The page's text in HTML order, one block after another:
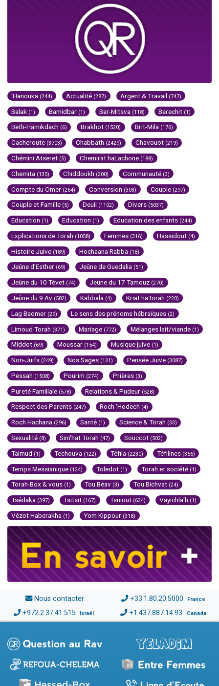
'Hanouka (244) Actualité (287) Argent & Travail (747)
Balak (1) Bamidbar (1) Bar-Mitsva (118) Berechit (1)
Beth-Hamikdach (6) Brakhot (1520) Brit-Mila (176)
Cacheroute (3703) Chabbath (2429) Chavouot (219)
Chémini Atseret (5) Chemirat haLachone (188)
Chemita (135) Chiddoukh (200) Communauté (3)
Compte du Omer (264) Conversion (303) Couple (297)
Couple et Famille (5) Deuil (1102) Divers (5037)
Education (1) Education (1) Education des enfants (244)
Explications de Torah (1058) Femmes (316) Hassidout (4)
Histoire Juive (189) Hochaana Rabba (18)
Jeûne d'Esther (69) Jeûne de Guedalia (51)
Jeûne du 10 Tévet (74) Jeûne du 17 Tamouz (270)
Jeûne du 9 Av (582) Kabbala (4) Kriat haTorah (220)
Lag Baomer (29) Le sens des prénoms hébraïques (2)
Limoud Torah (371) Mariage (772) Mélanges lait/viande (1)
Middot (69) Moussar (154) Musique juive (1)
Non-Juifs (249) Nos Sages (131) Pensée Juive (3087)
Pessah (1508) Pourim (274) Prières (3)
Pureté Familiale (578) Relations & Pudeur (528)
Respect des Parents (247) Roch 'Hodech (4)
Roch Hachana (296) Santé (1) Science & Torah (33)
Sexualité (8) Sim'hat Torah (47) Souccot (502)
Talmud (1) Techouva (122) Téfila (2230) Téfilines (356)
Temps Messianique (124) Toledot (1) Torah et société (1)
Torah-Box & vous (1) Tou Béav (3) Tou Bichvat (24)
Tsédaka (397) Tsitsit (167) Tsniout (634) Vayichla'h (1)
Vézot Haberakha (1) Yom Kippour (318)
Nous contacter +33.1.80.20.5000 France
+972.2.37.41.515 Israël +1.437.887.14.93 Canada